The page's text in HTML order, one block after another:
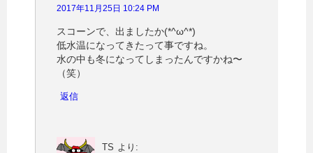
2017年11月25日 10:24 PM
スコーンで、出ましたか(*^ω^*)
低水温になってきたって事ですね。
水の中も冬になってしまったんですかね〜
（笑）
返信
TS より: